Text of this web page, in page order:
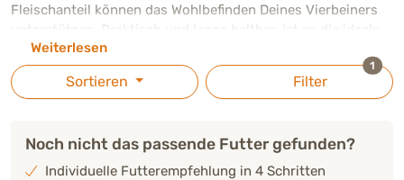
Fleischanteil können das Wohlbefinden Deines Vierbeiners
unterstützen. Praktisch und lange haltbar, ist es die ideale
Wahl für Deine tägliche Fütterung.
Weiterlesen
Sortieren Filter
1
Noch nicht das passende Futter gefunden?
Individuelle Futterempfehlung in 4 Schritten